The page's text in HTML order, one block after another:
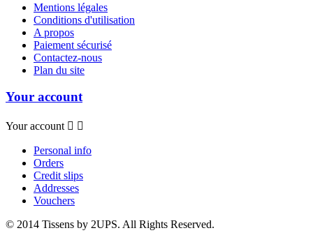
Mentions légales
Conditions d'utilisation
A propos
Paiement sécurisé
Contactez-nous
Plan du site
Your account
Your account  
Personal info
Orders
Credit slips
Addresses
Vouchers
© 2014 Tissens by 2UPS. All Rights Reserved.